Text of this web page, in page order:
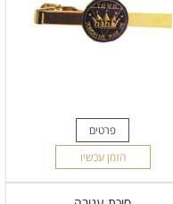
פרטים
הזמן עכשיו